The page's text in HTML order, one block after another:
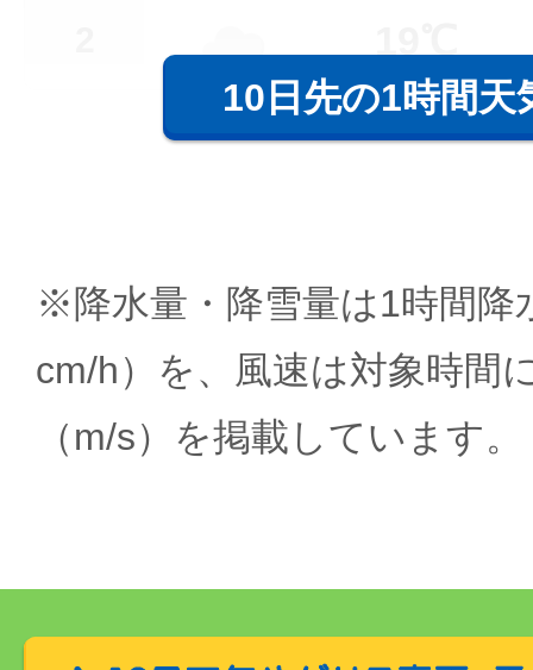
10日先の1時間天
※降水量・降雪量は1時間降
cm/h）を、風速は対象時間
（m/s）を掲載しています。